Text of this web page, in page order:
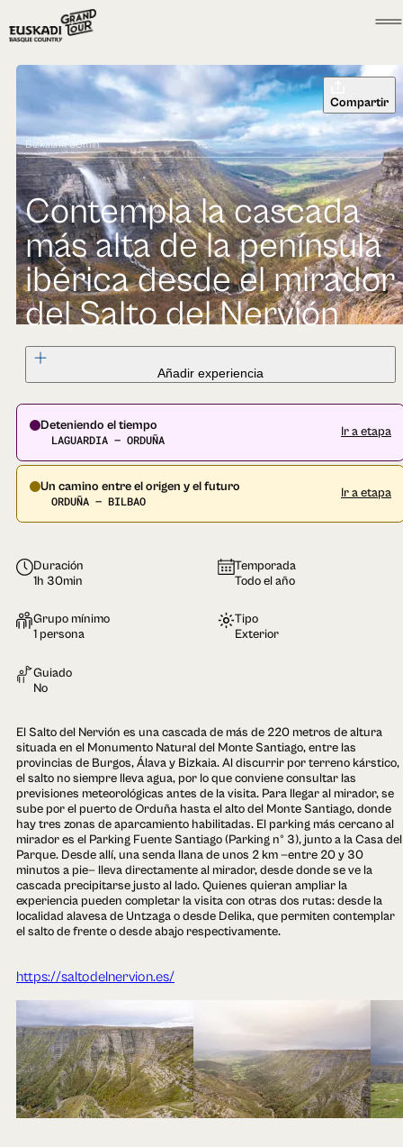
Compartir
Bizkaia1h 30min
Contempla la cascada
más alta de la península
ibérica desde el mirador
del Salto del Nervión
Añadir experiencia
Deteniendo el tiempo
LAGUARDIA — ORDUÑA
Ir a etapa
Un camino entre el origen y el futuro
ORDUÑA — BILBAO
Ir a etapa
El Salto del Nervión es una cascada de más de 220 metros de altura
situada en el Monumento Natural del Monte Santiago, entre las
provincias de Burgos, Álava y Bizkaia. Al discurrir por terreno kárstico,
el salto no siempre lleva agua, por lo que conviene consultar las
previsiones meteorológicas antes de la visita. Para llegar al mirador, se
sube por el puerto de Orduña hasta el alto del Monte Santiago, donde
hay tres zonas de aparcamiento habilitadas. El parking más cercano al
mirador es el Parking Fuente Santiago (Parking nº 3), junto a la Casa del
Parque. Desde allí, una senda llana de unos 2 km —entre 20 y 30
minutos a pie— lleva directamente al mirador, desde donde se ve la
cascada precipitarse justo al lado. Quienes quieran ampliar la
experiencia pueden completar la visita con otras dos rutas: desde la
localidad alavesa de Untzaga o desde Delika, que permiten contemplar
el salto de frente o desde abajo respectivamente.
Duración
1h 30min
Temporada
Todo el año
Grupo mínimo
1 persona
Tipo
Exterior
Guiado
No
https://saltodelnervion.es/